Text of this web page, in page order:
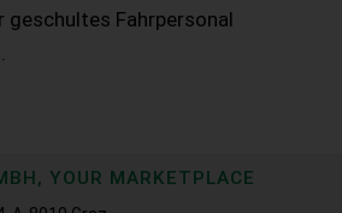
geschultes Fahrpersonal
YOUR MARKETPLACE